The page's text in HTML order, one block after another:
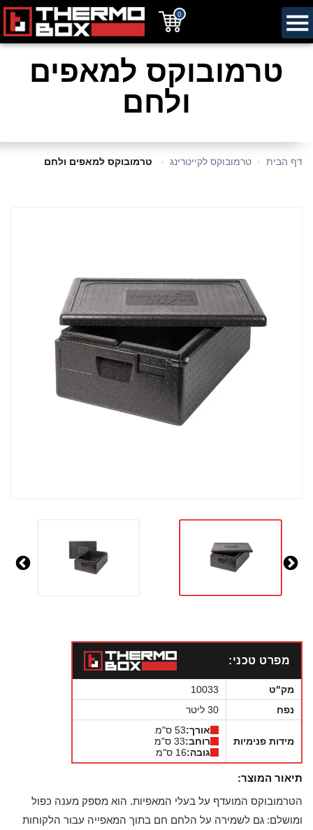
0
טרמובוקס למאפים
ולחם
דף הבית טרמובוקס לקייטרינג טרמובוקס למאפים ולחם
מפרט טכני:
מק"ט
10033
נפח
30 ליטר
מידות פנימיות
אורך:53 ס"מ
רוחב:33 ס"מ
גובה:16 ס"מ
תיאור המוצר:
הטרמובוקס המועדף על בעלי המאפיות. הוא מספק מענה כפול
ומושלם: גם לשמירה על הלחם חם בתוך המאפייה עבור הלקוחות